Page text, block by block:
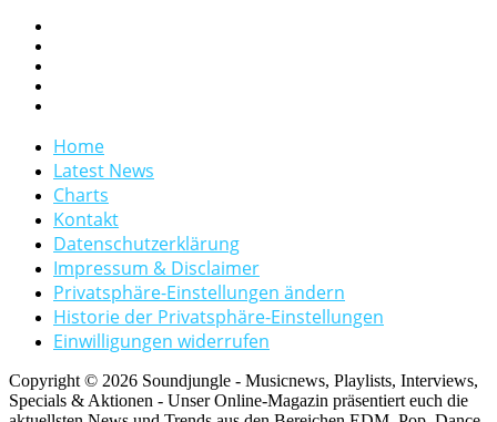
Home
Latest News
Charts
Kontakt
Datenschutzerklärung
Impressum & Disclaimer
Privatsphäre-Einstellungen ändern
Historie der Privatsphäre-Einstellungen
Einwilligungen widerrufen
Copyright © 2026 Soundjungle - Musicnews, Playlists, Interviews,
Specials & Aktionen - Unser Online-Magazin präsentiert euch die